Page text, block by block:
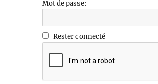
Mot de passe:
Rester connecté